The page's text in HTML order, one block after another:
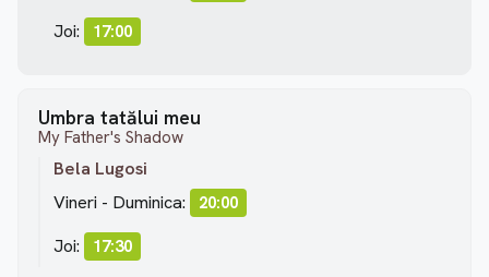
Joi: 17:00
Umbra tatălui meu
My Father's Shadow
Bela Lugosi
Vineri - Duminica:
20:00
Joi: 17:30